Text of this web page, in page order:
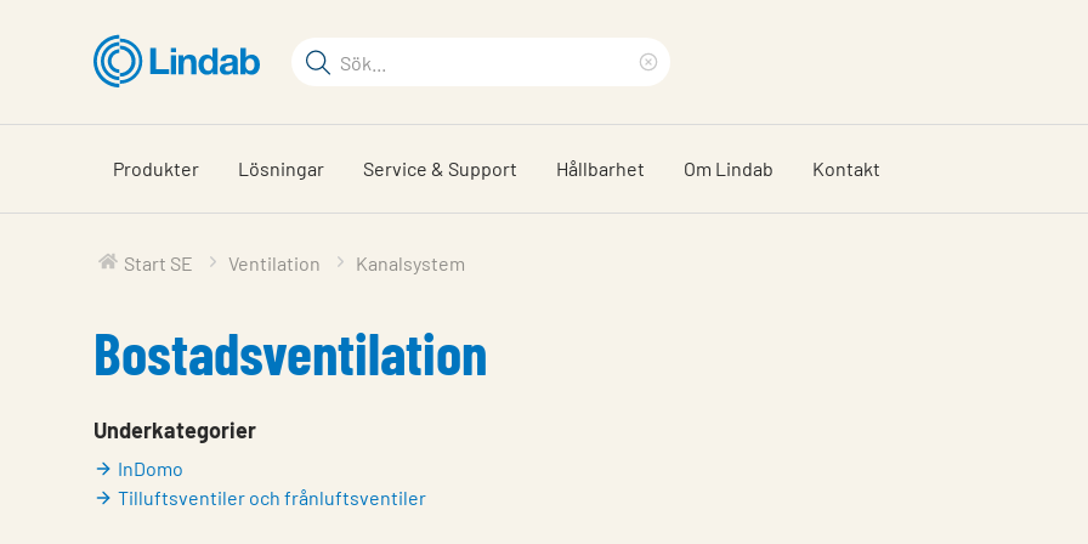
huvudinnehållet
Sökord
på
sajten
sökfras
Produkter Lösningar Service & Support Hållbarhet Om Lindab Kontakt
Start SE Ventilation Kanalsystem
Bostadsventilation
Underkategorier
InDomo
Tilluftsventiler och frånluftsventiler